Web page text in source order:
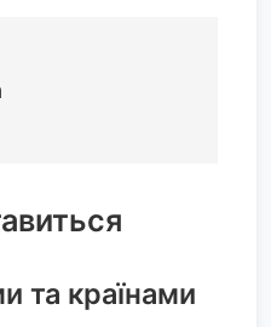
та країнами